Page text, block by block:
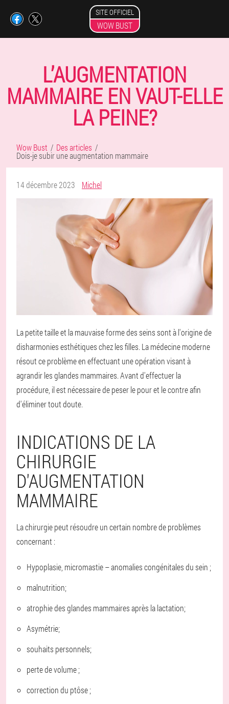
SITE OFFICIEL
WOW BUST
L’AUGMENTATION
MAMMAIRE EN VAUT-ELLE
LA PEINE?
Wow Bust Des articles
Dois-je subir une augmentation mammaire
14 décembre 2023 Michel
La petite taille et la mauvaise forme des seins sont à l'origine de
disharmonies esthétiques chez les filles. La médecine moderne
résout ce problème en effectuant une opération visant à
agrandir les glandes mammaires. Avant d'effectuer la
procédure, il est nécessaire de peser le pour et le contre afin
d'éliminer tout doute.
INDICATIONS DE LA
CHIRURGIE
D'AUGMENTATION
MAMMAIRE
La chirurgie peut résoudre un certain nombre de problèmes
concernant :
Hypoplasie, micromastie – anomalies congénitales du sein ;
malnutrition;
atrophie des glandes mammaires après la lactation;
Asymétrie;
souhaits personnels;
perte de volume ;
correction du ptôse ;